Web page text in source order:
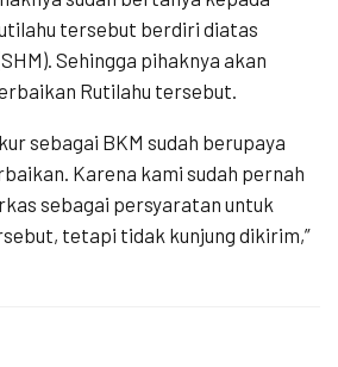
tersebut berdiri diatas
Sehingga pihaknya akan
Rutilahu tersebut.
sebagai BKM sudah berupaya
Karena kami sudah pernah
sebagai persyaratan untuk
tetapi tidak kunjung dikirim,”